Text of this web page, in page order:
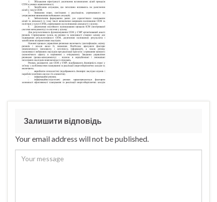
Залишити відповідь
Your email address will not be published.